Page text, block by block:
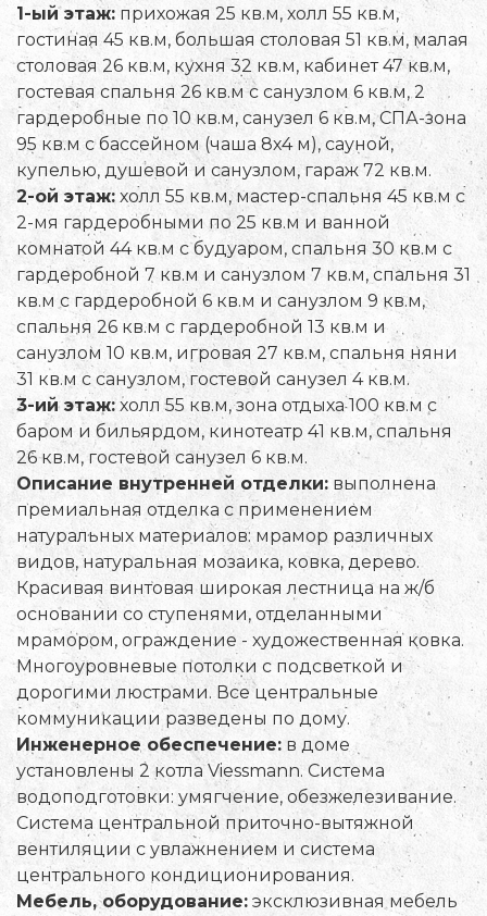
1-ый этаж: прихожая 25 кв.м, холл 55 кв.м,
гостиная 45 кв.м, большая столовая 51 кв.м, малая
столовая 26 кв.м, кухня 32 кв.м, кабинет 47 кв.м,
гостевая спальня 26 кв.м с санузлом 6 кв.м, 2
гардеробные по 10 кв.м, санузел 6 кв.м, СПА-зона
95 кв.м с бассейном (чаша 8х4 м), сауной,
купелью, душевой и санузлом, гараж 72 кв.м.
2-ой этаж: холл 55 кв.м, мастер-спальня 45 кв.м с
2-мя гардеробными по 25 кв.м и ванной
комнатой 44 кв.м с будуаром, спальня 30 кв.м с
гардеробной 7 кв.м и санузлом 7 кв.м, спальня 31
кв.м с гардеробной 6 кв.м и санузлом 9 кв.м,
спальня 26 кв.м с гардеробной 13 кв.м и
санузлом 10 кв.м, игровая 27 кв.м, спальня няни
31 кв.м с санузлом, гостевой санузел 4 кв.м.
3-ий этаж:холл 55 кв.м, зона отдыха 100 кв.м с
баром и бильярдом, кинотеатр 41 кв.м, спальня
26 кв.м, гостевой санузел 6 кв.м.
Описание внутренней отделки: выполнена
премиальная отделка с применением
натуральных материалов: мрамор различных
видов, натуральная мозаика, ковка, дерево.
Красивая винтовая широкая лестница на ж/б
основании со ступенями, отделанными
мрамором, ограждение - художественная ковка.
Многоуровневые потолки с подсветкой и
дорогими люстрами. Все центральные
коммуникации разведены по дому.
Инженерное обеспечение: в доме
установлены 2 котла Viessmann. Система
водоподготовки: умягчение, обезжелезивание.
Система центральной приточно-вытяжной
вентиляции с увлажнением и система
центрального кондиционирования.
Мебель, оборудование: эксклюзивная мебель